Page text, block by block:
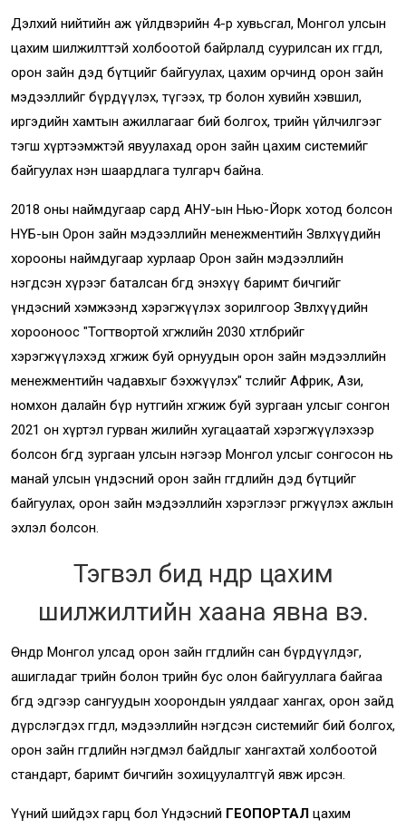
Дэлхий нийтийн аж үйлдвэрийн 4-р хувьсгал, Монгол улсын
цахим шилжилттэй холбоотой байрлалд суурилсан их өгөгдөл,
орон зайн дэд бүтцийг байгуулах, цахим орчинд орон зайн
мэдээллийг бүрдүүлэх, түгээх, төр болон хувийн хэвшил,
иргэдийн хамтын ажиллагааг бий болгох, төрийн үйлчилгээг
тэгш хүртээмжтэй явуулахад орон зайн цахим системийг
байгуулах нэн шаардлага тулгарч байна.
2018 оны наймдугаар сард АНУ-ын Нью-Йорк хотод болсон
НҮБ-ын Орон зайн мэдээллийн менежментийн Зөвлөхүүдийн
хорооны наймдугаар хурлаар Орон зайн мэдээллийн
нэгдсэн хүрээг баталсан бөгөөд энэхүү баримт бичгийг
үндэсний хэмжээнд хэрэгжүүлэх зорилгоор Зөвлөхүүдийн
хорооноос "Тогтвортой хөгжлийн 2030 хөтөлбөрийг
хэрэгжүүлэхэд хөгжиж буй орнуудын орон зайн мэдээллийн
менежментийн чадавхыг бэхжүүлэх" төслийг Африк, Ази,
номхон далайн бүр нутгийн хөгжиж буй зургаан улсыг сонгон
2021 он хүртэл гурван жилийн хугацаатай хэрэгжүүлэхээр
болсон бөгөөд зургаан улсын нэгээр Монгол улсыг сонгосон нь
манай улсын үндэсний орон зайн өгөгдлийн дэд бүтцийг
байгуулах, орон зайн мэдээллийн хэрэглээг өргөжүүлэх ажлын
эхлэл болсон.
Тэгвэл бид өнөөдөр цахим
шилжилтийн хаана явна вэ.
Өнөөдөр Монгол улсад орон зайн өгөгдлийн сан бүрдүүлдэг,
ашигладаг төрийн болон төрийн бус олон байгууллага байгаа
бөгөөд эдгээр сангуудын хоорондын уялдааг хангах, орон зайд
дүрслэгдэх өгөгдөл, мэдээллийн нэгдсэн системийг бий болгох,
орон зайн өгөгдлийн нэгдмэл байдлыг хангахтай холбоотой
стандарт, баримт бичгийн зохицуулалтгүй явж ирсэн.
Үүний шийдэх гарц бол Үндэсний ГЕОПОРТАЛ цахим